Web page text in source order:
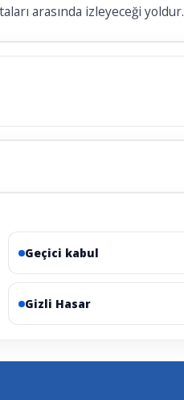
arasında izleyeceği yoldur.
Geçici kabul
Gizli Hasar